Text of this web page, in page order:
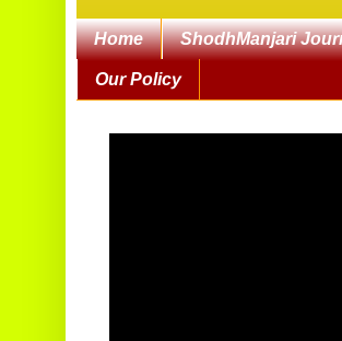
Home ShodhManjari
Our Policy